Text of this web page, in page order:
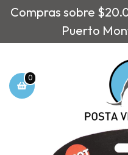
Compras sobre
Puerto
0